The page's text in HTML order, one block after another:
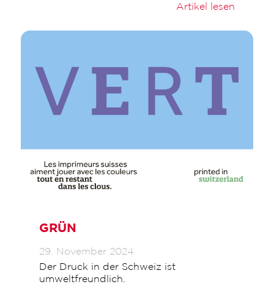
Artikel lesen
GRÜN
29. November 2024
Der Druck in der Schweiz ist
umweltfreundlich.